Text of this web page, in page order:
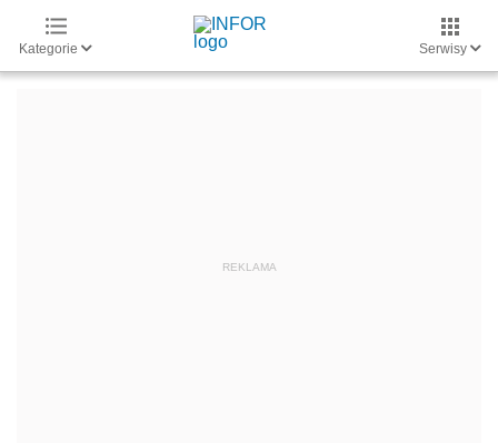
Kategorie Serwisy